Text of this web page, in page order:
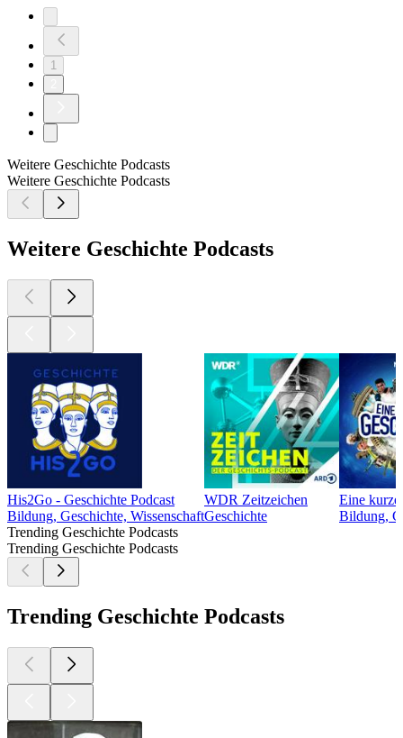
1
Weitere Geschichte Podcasts
Weitere Geschichte Podcasts
Weitere Geschichte Podcasts
His2Go - Geschichte Podcast
Bildung, Geschichte, Wissenschaft
WDR Zeitzeichen
Geschichte
Eine kurze
Bildung,
Trending Geschichte Podcasts
Trending Geschichte Podcasts
Trending Geschichte Podcasts